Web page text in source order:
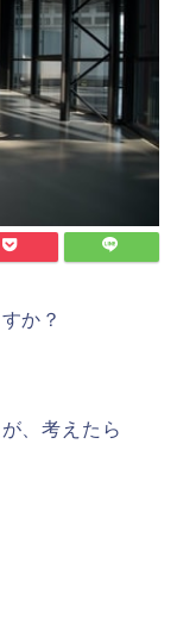
か？
、考えたら